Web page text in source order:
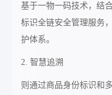
基于一物一码技术，结
标识全链安全管理服务
护体系。
2. 智慧追溯
则通过商品身份标识和